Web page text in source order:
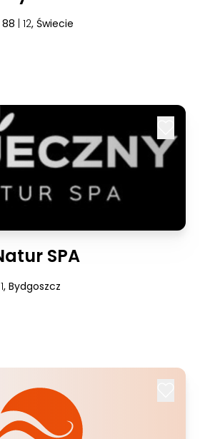
88 | 12, Świecie
SPA
| 1, Bydgoszcz